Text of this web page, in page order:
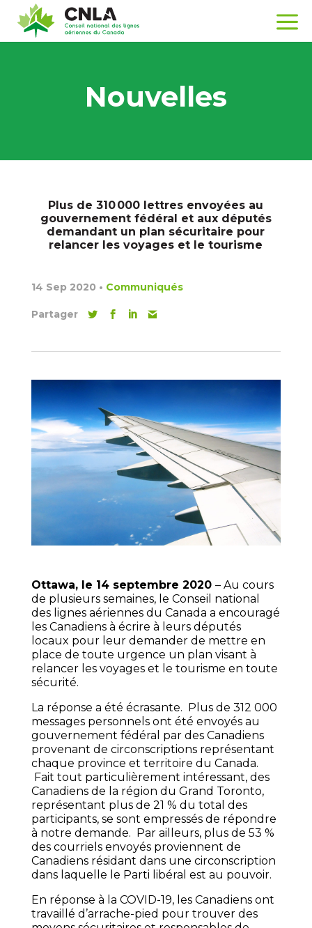
Nouvelles
Plus de 310 000 lettres envoyées au
gouvernement fédéral et aux députés
demandant un plan sécuritaire pour
relancer les voyages et le tourisme
14 Sep 2020 • Communiqués
Partager
Ottawa, le 14 septembre 2020 – Au cours
de plusieurs semaines, le Conseil national
des lignes aériennes du Canada a encouragé
les Canadiens à écrire à leurs députés
locaux pour leur demander de mettre en
place de toute urgence un plan visant à
relancer les voyages et le tourisme en toute
sécurité.
La réponse a été écrasante. Plus de 312 000
messages personnels ont été envoyés au
gouvernement fédéral par des Canadiens
provenant de circonscriptions représentant
chaque province et territoire du Canada.
Fait tout particulièrement intéressant, des
Canadiens de la région du Grand Toronto,
représentant plus de 21 % du total des
participants, se sont empressés de répondre
à notre demande. Par ailleurs, plus de 53 %
des courriels envoyés proviennent de
Canadiens résidant dans une circonscription
dans laquelle le Parti libéral est au pouvoir.
En réponse à la COVID-19, les Canadiens ont
travaillé d’arrache-pied pour trouver des